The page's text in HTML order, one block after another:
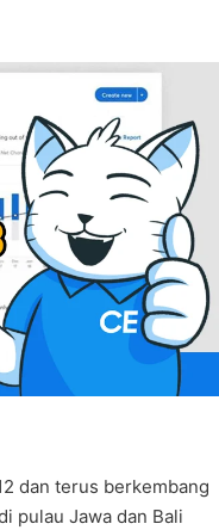
dan terus berkembang
pulau Jawa dan Bali